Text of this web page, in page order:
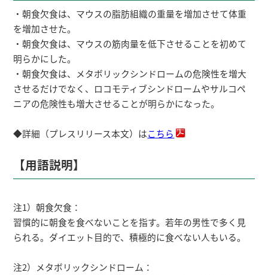
・朝食欠食は、マウスの脂肪組織の重量を増加させて体重
を増加させた。
・朝食欠食は、マウスの筋肉量を低下させることを初めて
明らかにした。
・朝食欠食は、メタボリックシンドロームの危険性を増大
させるだけでなく、ロコモティブシンドロームやサルコペ
ニアの危険性も増大させることが明らかになった。
◆詳細（プレスリリース本文）はこちら
【用語説明】
注1）朝食欠食：
習慣的に朝食を食べないことを指す。若年の男性で多く見
られる。ダイエット目的で、積極的に食べない人もいる。
注2）メタボリックシンドローム：